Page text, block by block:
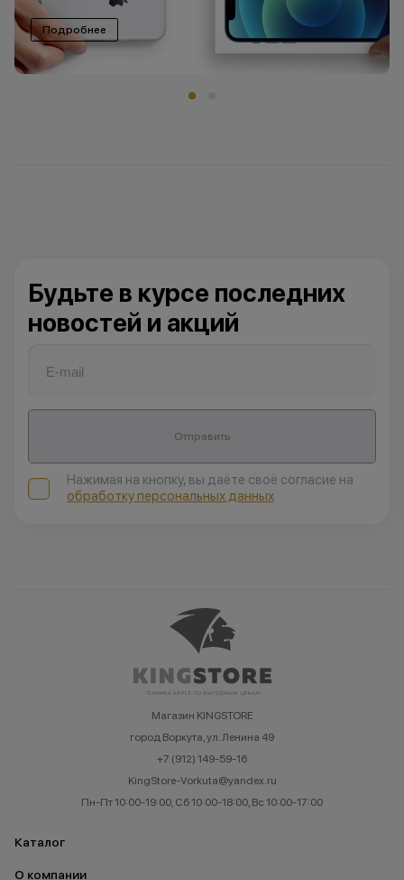
Подробнее
Будьте в курсе последних
новостей и акций
Отправить
Нажимая на кнопку, вы даёте своё согласие на
обработку персональных данных
Магазин KINGSTORE
город Воркута, ул. Ленина 49
+7 (912) 149-59-16
KingStore-Vorkuta@yandex.ru
Пн-Пт 10:00-19:00, Сб 10:00-18:00, Вс 10:00-17:00
Каталог
О компании